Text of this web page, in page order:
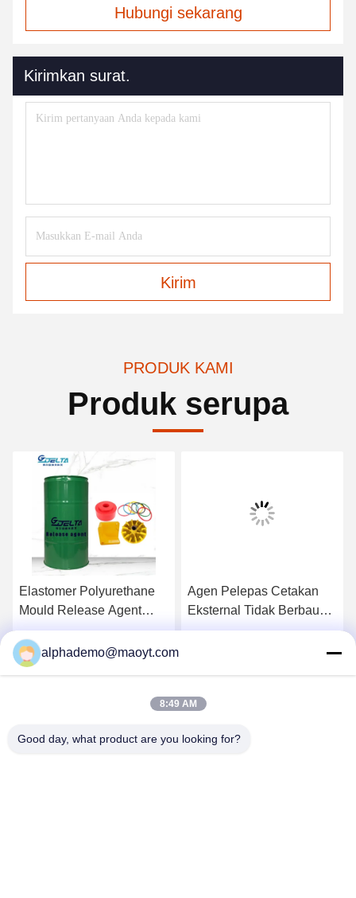
Hubungi sekarang
Kirimkan surat.
Kirim
PRODUK KAMI
Produk serupa
Elastomer Polyurethane
Mould Release Agent
Terus Menerus
Dapatkan Harga Terbaik
Agen Pelepas Cetakan
Eksternal Tidak Berbau
GHI Berbasis Air
Dapatkan Harga Terbaik
alphademo@maoyt.com
8:49 AM
Good day, what product are you looking for?